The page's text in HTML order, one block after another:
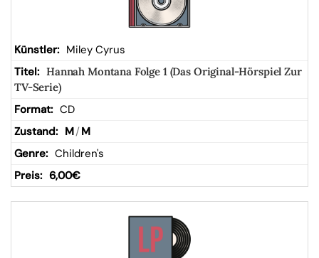
kor
b
Miley Cyrus
Hannah Montana Folge 1 (Das Original-Hörspiel Zur
TV-Serie)
CD
M/ M
Children's
6,00€